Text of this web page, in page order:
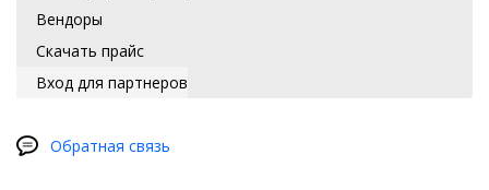
Вендоры
Скачать прайс
Вход для партнеров
Обратная связь